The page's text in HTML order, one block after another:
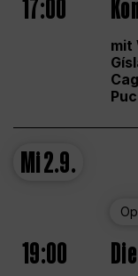
17:00
mit
Mi2.9.
19:00